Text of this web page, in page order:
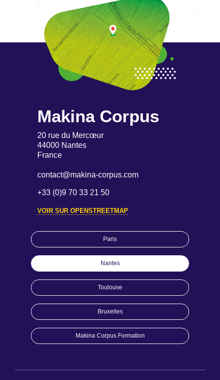
Paris
Nantes
Toulouse
Bruxelles
Makina Corpus Formation
Makina Corpus
20 rue du Mercœur
44000 Nantes
France
contact@makina-corpus.com
+33 (0)9 70 33 21 50
VOIR SUR OPENSTREETMAP